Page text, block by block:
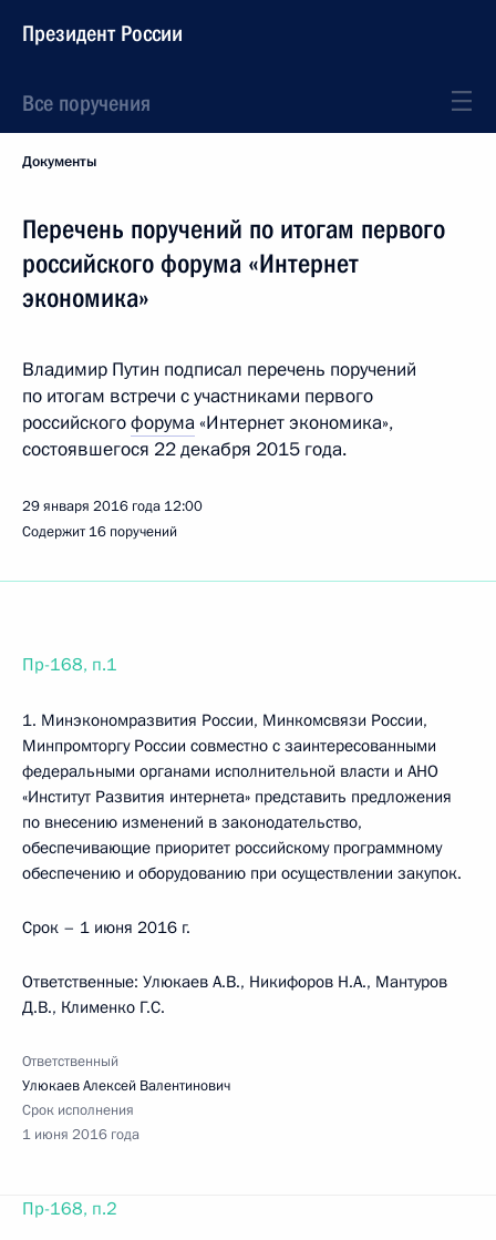
Президент России
Все поручения
Документы
Перечень поручений по итогам первого
российского форума «Интернет
экономика»
Владимир Путин подписал перечень поручений
по итогам встречи с участниками первого
российскогофорума«Интернет экономика»,
состоявшегося 22 декабря 2015 года.
29 января 2016 года 12:00
Содержит 16 поручений
Пр-168, п.1
1. Минэкономразвития России, Минкомсвязи России,
Минпромторгу России совместно с заинтересованными
федеральными органами исполнительной власти и АНО
«Институт Развития интернета» представить предложения
по внесению изменений в законодательство,
обеспечивающие приоритет российскому программному
обеспечению и оборудованию при осуществлении закупок.
Срок – 1 июня 2016 г.
Ответственные: Улюкаев А.В., Никифоров Н.А., Мантуров
Д.В., Клименко Г.С.
Ответственный
Улюкаев Алексей Валентинович
Срок исполнения
1 июня 2016 года
Пр-168, п.2